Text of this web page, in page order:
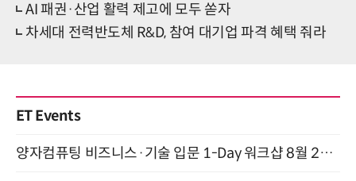
AI 패권·산업 활력 제고에 모두 쏟자
차세대 전력반도체 R&D, 참여 대기업 파격 혜택 줘라
ET Events
양자컴퓨팅 비즈니스·기술 입문 1-Day 워크샵 8월 28일 개최